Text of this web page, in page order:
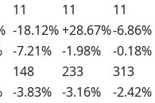
11 11 11
-18.12%+28.67%-6.86%
-7.21% -1.98% -0.18%
148 233 313
-3.83% -3.16% -2.42%